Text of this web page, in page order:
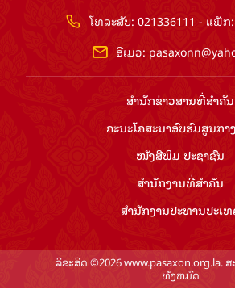
ໂທລະສັບ: 021336111 - ແຟັກ
ອີເມວ:
ສຳ​ນັກ​ຂ່າວ​ສານ​ທີ່​ສຳ​ຄັນ​
ຄະນະໂຄສະນາອົບຮົມ​ສູນ​ກ
ໜັງສືພິມ ປະ​ຊາ​ຊົນ
ສຳ​ນັກ​ງານ​ທີ່​ສຳ​ຄັນ
ສຳ​ນັກ​ງານ​ປະ​ທານ​ປະ​ເ
ລິຂະສິດ ©2026 www.pasaxon.org.la.
ທັງຫມົດ